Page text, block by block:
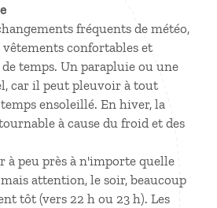
fréquents de météo,
confortables et
temps. Un parapluie ou une
car il peut pleuvoir à tout
ensoleillé. En hiver, la
à cause du froid et des
à peu près à n'importe quelle
attention, le soir, beaucoup
tôt (vers 22 h ou 23 h). Les